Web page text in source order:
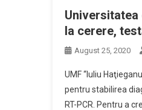
Universitatea
la cerere,
August 25, 2020
UMF “Iuliu
pentru stabilirea
RT-PCR. Pentru a